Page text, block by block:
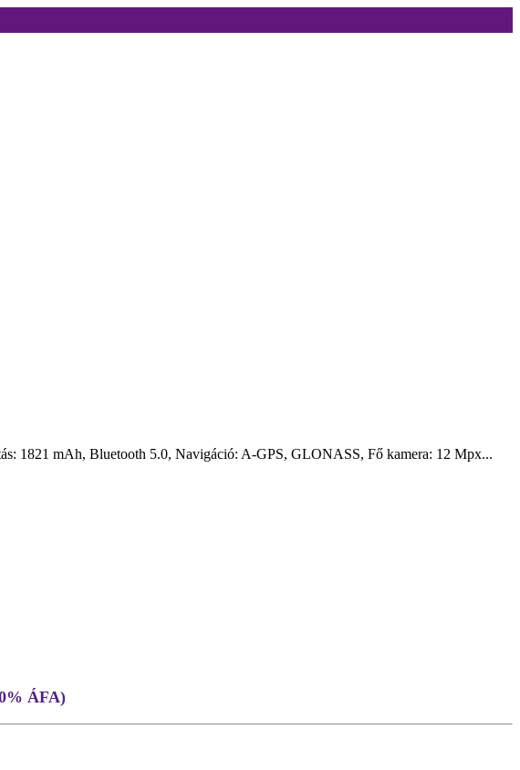
1821 mAh, Bluetooth 5.0, Navigáció: A-GPS, GLONASS, Fő kamera: 12 Mpx...
ÁFA)